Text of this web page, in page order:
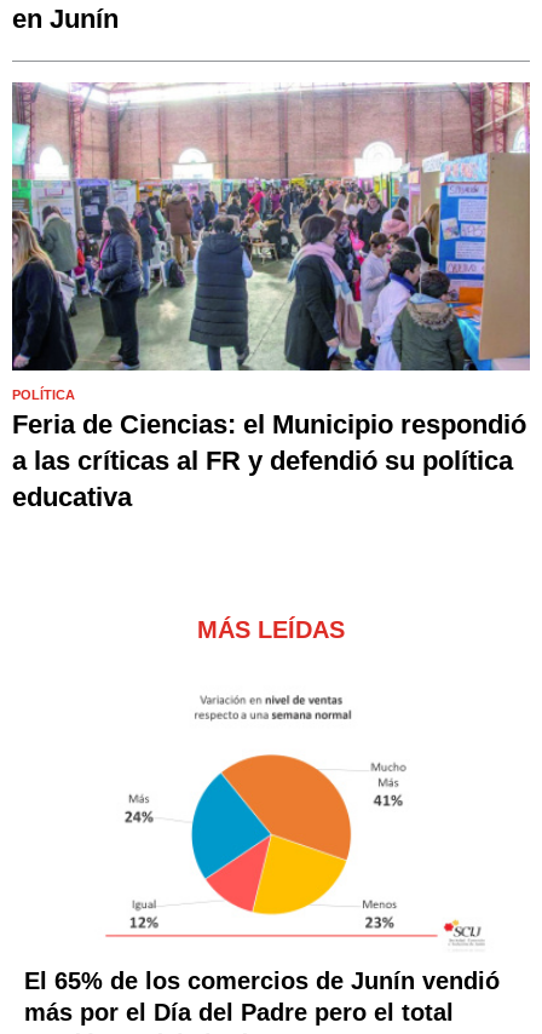
en Junín
POLÍTICA
Feria de Ciencias: el Municipio respondió
a las críticas al FR y defendió su política
educativa
MÁS LEÍDAS
El 65% de los comercios de Junín vendió
más por el Día del Padre pero el total